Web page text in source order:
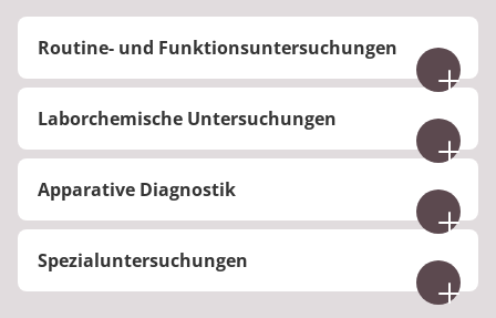
Routine- und Funktionsuntersuchungen
Anamnese
Auf die Einweisungsdiagnose speziell
ausgerichtete körperliche Untersuchung
Vorsorge-Untersuchung
Laborchemische Untersuchungen
Bestimmung sämtlicher Laborparameter, z. B.
Diagnostik der internistischen
Begleiterkrankungen bzw. Verlaufskontrollen
Schilddrüsenwerte etc.)
Osteoporosediagnostik
Apparative Diagnostik
Sonographie, Ultraschalldiagnostik
EKG
Belastungs-EKG
Spezialuntersuchungen